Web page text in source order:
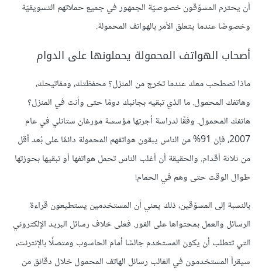
أن يحترم المسوّقون خصوصيّة الجمهور في جميع حملاتهم التسويقيّة
وخصوصًا عندما يتعلق الأمر بالهواتف المحمولة.
أصحاب الهواتف المحمولة يحملونها على الدوام
ماذا تصطحب معك عندما تخرج من المنزل؟ محفظتك، ومفاتيحك،
وهاتفك المحمول. ما الذي تبقيه بجانبك دومًا حتى وأنت في المنزل؟
هاتفك المحمول. وفقًا لدراسة أجرتها مؤسسة مورغان ستانلي في عام
2007، فإن 91% من الناس يبقون هواتفهم المحمولة دائمًا على بُعد أقل
من ثلاثة أقدام. والحقيقة أن أغلب الناس تحمل هواتفها أو تبقيها بحوزتها
طوال الوقت حتى وهم في الحمام!
بالنسبة إلى المسوّقين، ذلك يعني أن المستخدمين يستطيعون قراءة
الرسائل والعمل بمحتواها على الفور. فعلى خلاف رسائل البريد الإلكتروني
التي تتطلب أن يكون المستخدم جالسًا أمام الحاسوب ومتصلًا بالإنترنت،
سيقرأ المستخدمون في الغالب رسائل الهاتف المحمول خلال دقائق من